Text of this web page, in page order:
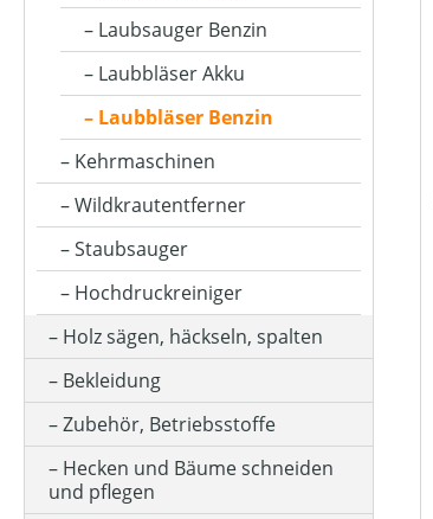
FARBE (GERÄT)
HUBRAUM (IN CM³)
KLASSIFIZIERUNG
LUFTGESCHWINDIGKEIT (IN M/S)
LUFTVOLUMEN (IN M³/H)
MOTORLEISTUNG (IN UMDREHUNGEN/MIN)
Laubsauger Benzin
Laubbläser Akku
Laubbläser Benzin
Kehrmaschinen
Wildkrautentferner
Staubsauger
Hochdruckreiniger
Holz sägen, häckseln, spalten
Bekleidung
Zubehör, Betriebsstoffe
Hecken und Bäume schneiden
und pflegen